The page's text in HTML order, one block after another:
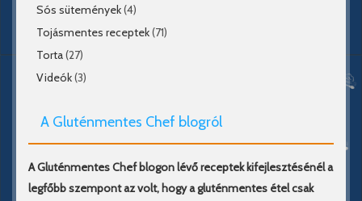
Sós sütemények(4)
Tojásmentes receptek(71)
Torta(27)
Videók(3)
A Gluténmentes Chef blogról
A Gluténmentes Chef blogon lévő receptek kifejlesztésénél a
legfőbb szempont az volt, hogy a gluténmentes étel csak